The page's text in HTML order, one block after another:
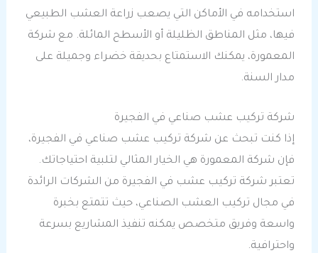
استخدامه في الأماكن التي يصعب زراعة العشب الطبيعي
فيها، مثل المناطق الظليلة أو الأسطح المائلة. مع شركة
المعمورة، يمكنك الاستمتاع بحديقة خضراء وجميلة على
مدار السنة.
شركة تركيب عشب صناعي في الفجيرة
إذا كنت تبحث عن شركة تركيب عشب صناعي في الفجيرة،
فإن شركة المعمورة هي الخيار المثالي لتلبية احتياجاتك.
تعتبر شركة تركيب عشب في الفجيرة من الشركات الرائدة
في مجال تركيب العشب الصناعي، حيث تتمتع بخبرة
واسعة وفريق متخصص يمكنه تنفيذ المشاريع بسرعة
واحترافية.